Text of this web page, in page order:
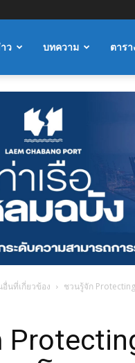
ว บทความ ตารา
นที่เกี่ยวข้อง ชวนรู้จัก